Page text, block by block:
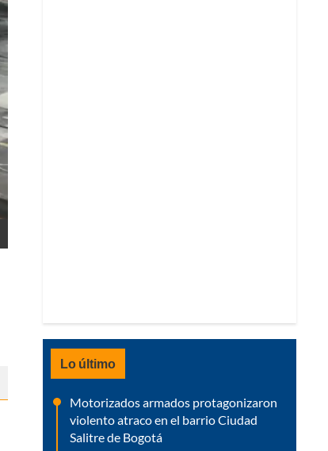
Lo último
Motorizados armados protagonizaron
violento atraco en el barrio Ciudad
Salitre de Bogotá